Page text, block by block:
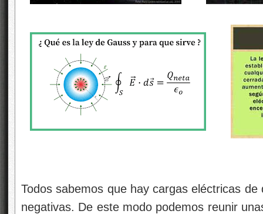
Todos sabemos que hay cargas eléctricas
negativas. De este modo podemos reunir